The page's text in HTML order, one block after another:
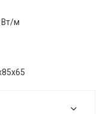
Вт/м